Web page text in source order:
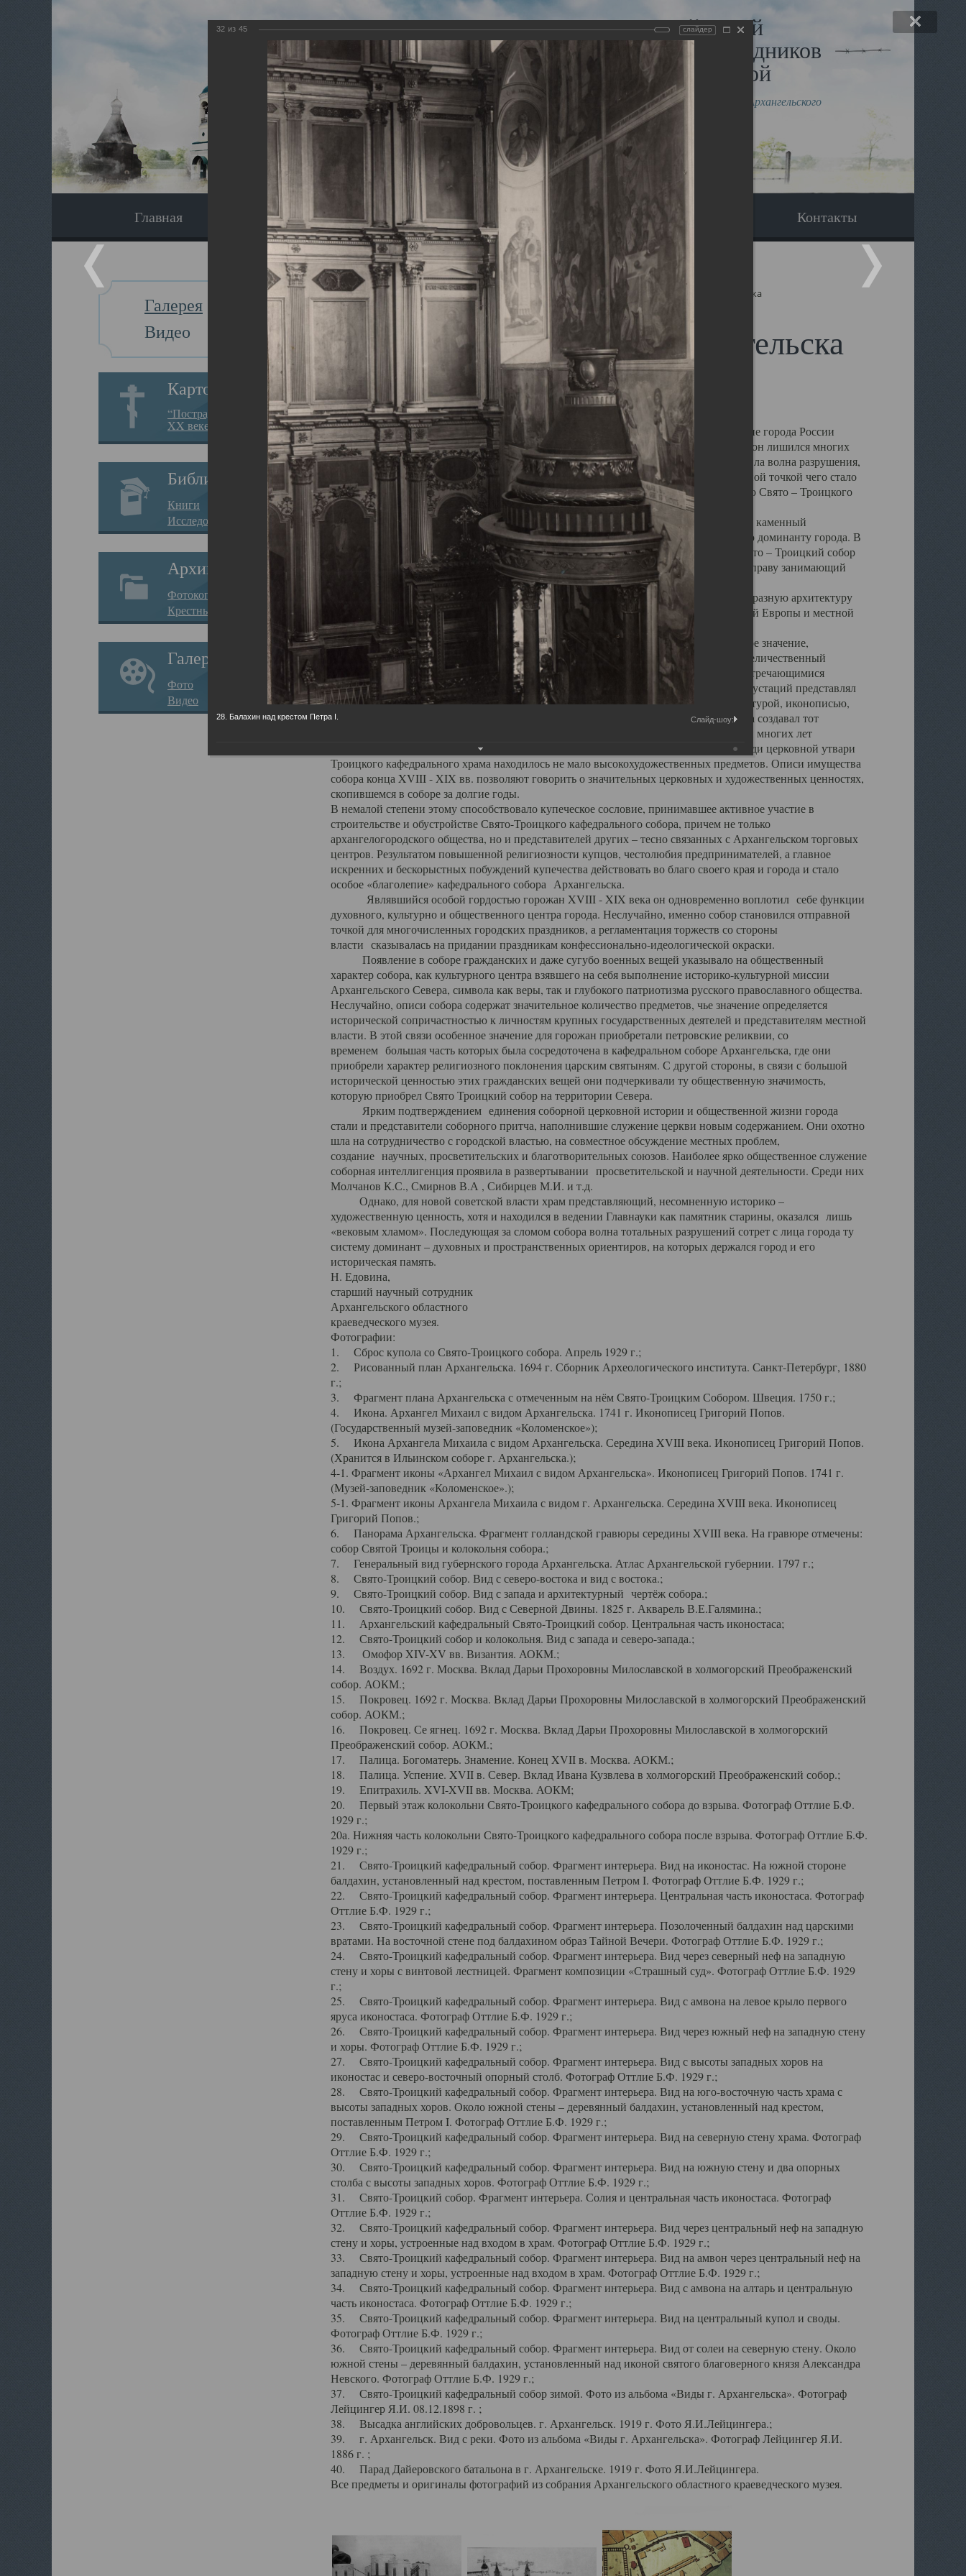
Виртуальный музей
Новомучеников и исповедников
Земли Архангельской
Сайт создан по благословлению митрополита Архангельского
и Холмогорского Даниила
Главная Экскурсия Наследники Вопрос-ответ Контакты
Галерея
Видео
Картотека
“Пострадавшие за веру в
XX веке на Севере”
Библиотека
Книги
Исследования
Архив
Фотокопии дел
Крестные ходы
Галерея
Фото
Видео
Главная Галерея Храмы-мученики Архангельска Свято-Троицкий собор Архангельска
Свято-Троицкий собор Архангельска
Свято-Троицкий собор Архангельска
23.12.2015
Сегодня мы можем говорить, что Архангельск в большей мере, чем другие губернские города России
пострадал от целенаправленных систематических разрушений, в результате которых он лишился многих
выдающихся памятников архитектуры. Больше всего по старому Архангельску ударила волна разрушения,
вызванная борьбой с религией, набравшая особую силу в конце 20 –х годов. Отправной точкой чего стало
разрушение православного центра архангельской губернии - ансамбля кафедрального Свято – Троицкого
собора Архангельска.
Возникнув в начале XVIII века в центре Архангельска, величественный каменный
двухэтажный Троицкий собор, сразу превратился в зрительную и градостроительную доминанту города. В
XVIII веке по масштабам ему не было равных на Севере. Вплоть до разрушения Свято – Троицкий собор
оставался самым высоким и значительным из городских строений Архангельска, по праву занимающий
второе место, после гостиных дворов, в градостроительной картине Архангельска.
Один из самых больших и светлых соборов России воплотил в себе яркую и своеобразную архитектуру
портового города с отраженными в ней архитектурными течениями России, Западной Европы и местной
архангелогородской школы церковного зодчества.
Масштабность, благолепие и богатство собора, вполне оправдывали его кафедральное значение,
заслуженно выделяя из многочисленных культовых построек города. Обширный и величественный
иконостас украшенный колоннами ионического стиля, с единственными нигде не встречающимися
царскими вратами, изящным фронтоном и множеством резных, символических инкрустаций представлял
собой поистине художественную ценность. В совокупности же с живописью, скульптурой, иконописью,
шитьем, многочисленными предметами церковной утвари интерьер Троицкого храма создавал тот
неповторимый красочный ансамбль декоративного убранства собора, на протяжении многих лет
поражающий воображение своих посетителей. В соборной ризнице, библиотеке, среди церковной утвари
Троицкого кафедрального храма находилось не мало высокохудожественных предметов. Описи имущества
собора конца XVIII - XIX вв. позволяют говорить о значительных церковных и художественных ценностях,
скопившемся в соборе за долгие годы.
В немалой степени этому способствовало купеческое сословие, принимавшее активное участие в
строительстве и обустройстве Свято-Троицкого кафедрального собора, причем не только
архангелогородского общества, но и представителей других – тесно связанных с Архангельском торговых
центров. Результатом повышенной религиозности купцов, честолюбия предпринимателей, а главное
искренних и бескорыстных побуждений купечества действовать во благо своего края и города и стало
особое «благолепие» кафедрального собора Архангельска.
Являвшийся особой гордостью горожан XVIII - XIX века он одновременно воплотил себе функции
духовного, культурно и общественного центра города. Неслучайно, именно собор становился отправной
точкой для многочисленных городских праздников, а регламентация торжеств со стороны
власти сказывалась на придании праздникам конфессионально-идеологической окраски.
Появление в соборе гражданских и даже сугубо военных вещей указывало на общественный
характер собора, как культурного центра взявшего на себя выполнение историко-культурной миссии
Архангельского Севера, символа как веры, так и глубокого патриотизма русского православного общества.
Неслучайно, описи собора содержат значительное количество предметов, чье значение определяется
исторической сопричастностью к личностям крупных государственных деятелей и представителям местной
власти. В этой связи особенное значение для горожан приобретали петровские реликвии, со
временем большая часть которых была сосредоточена в кафедральном соборе Архангельска, где они
приобрели характер религиозного поклонения царским святыням. С другой стороны, в связи с большой
исторической ценностью этих гражданских вещей они подчеркивали ту общественную значимость,
которую приобрел Свято Троицкий собор на территории Севера.
Ярким подтверждением единения соборной церковной истории и общественной жизни города
стали и представители соборного притча, наполнившие служение церкви новым содержанием. Они охотно
шла на сотрудничество с городской властью, на совместное обсуждение местных проблем,
создание научных, просветительских и благотворительных союзов. Наиболее ярко общественное служение
соборная интеллигенция проявила в развертывании просветительской и научной деятельности. Среди них
Молчанов К.С., Смирнов В.А , Сибирцев М.И. и т.д.
Однако, для новой советской власти храм представляющий, несомненную историко –
художественную ценность, хотя и находился в ведении Главнауки как памятник старины, оказался лишь
«вековым хламом». Последующая за сломом собора волна тотальных разрушений сотрет с лица города ту
систему доминант – духовных и пространственных ориентиров, на которых держался город и его
историческая память.
Н. Едовина,
старший научный сотрудник
Архангельского областного
краеведческого музея.
Фотографии:
1. Сброс купола со Свято-Троицкого собора. Апрель 1929 г.;
2. Рисованный план Архангельска. 1694 г. Сборник Археологического института. Санкт-Петербург, 1880
г.;
3. Фрагмент плана Архангельска с отмеченным на нём Свято-Троицким Собором. Швеция. 1750 г.;
4. Икона. Архангел Михаил с видом Архангельска. 1741 г. Иконописец Григорий Попов.
(Государственный музей-заповедник «Коломенское»);
5. Икона Архангела Михаила с видом Архангельска. Середина XVIII века. Иконописец Григорий Попов.
(Хранится в Ильинском соборе г. Архангельска.);
4-1. Фрагмент иконы «Архангел Михаил с видом Архангельска». Иконописец Григорий Попов. 1741 г.
(Музей-заповедник «Коломенское».);
5-1. Фрагмент иконы Архангела Михаила с видом г. Архангельска. Середина XVIII века. Иконописец
Григорий Попов.;
6. Панорама Архангельска. Фрагмент голландской гравюры середины XVIII века. На гравюре отмечены:
собор Святой Троицы и колокольня собора.;
7. Генеральный вид губернского города Архангельска. Атлас Архангельской губернии. 1797 г.;
8. Свято-Троицкий собор. Вид с северо-востока и вид с востока.;
9. Свято-Троицкий собор. Вид с запада и архитектурный чертёж собора.;
10. Свято-Троицкий собор. Вид с Северной Двины. 1825 г. Акварель В.Е.Галямина.;
11. Архангельский кафедральный Свято-Троицкий собор. Центральная часть иконостаса;
12. Свято-Троицкий собор и колокольня. Вид с запада и северо-запада.;
13. Омофор XIV-XV вв. Византия. АОКМ.;
14. Воздух. 1692 г. Москва. Вклад Дарьи Прохоровны Милославской в холмогорский Преображенский
собор. АОКМ.;
15. Покровец. 1692 г. Москва. Вклад Дарьи Прохоровны Милославской в холмогорский Преображенский
собор. АОКМ.;
16. Покровец. Се ягнец. 1692 г. Москва. Вклад Дарьи Прохоровны Милославской в холмогорский
Преображенский собор. АОКМ.;
17. Палица. Богоматерь. Знамение. Конец XVII в. Москва. АОКМ.;
18. Палица. Успение. XVII в. Север. Вклад Ивана Кузвлева в холмогорский Преображенский собор.;
19. Епитрахиль. XVI-XVII вв. Москва. АОКМ;
20. Первый этаж колокольни Свято-Троицкого кафедрального собора до взрыва. Фотограф Оттлие Б.Ф.
1929 г.;
20а. Нижняя часть колокольни Свято-Троицкого кафедрального собора после взрыва. Фотограф Оттлие Б.Ф.
1929 г.;
21. Свято-Троицкий кафедральный собор. Фрагмент интерьера. Вид на иконостас. На южной стороне
балдахин, установленный над крестом, поставленным Петром I. Фотограф Оттлие Б.Ф. 1929 г.;
22. Свято-Троицкий кафедральный собор. Фрагмент интерьера. Центральная часть иконостаса. Фотограф
Оттлие Б.Ф. 1929 г.;
23. Свято-Троицкий кафедральный собор. Фрагмент интерьера. Позолоченный балдахин над царскими
вратами. На восточной стене под балдахином образ Тайной Вечери. Фотограф Оттлие Б.Ф. 1929 г.;
24. Свято-Троицкий кафедральный собор. Фрагмент интерьера. Вид через северный неф на западную
стену и хоры с винтовой лестницей. Фрагмент композиции «Страшный суд». Фотограф Оттлие Б.Ф. 1929
г.;
25. Свято-Троицкий кафедральный собор. Фрагмент интерьера. Вид с амвона на левое крыло первого
яруса иконостаса. Фотограф Оттлие Б.Ф. 1929 г.;
26. Свято-Троицкий кафедральный собор. Фрагмент интерьера. Вид через южный неф на западную стену
и хоры. Фотограф Оттлие Б.Ф. 1929 г.;
27. Свято-Троицкий кафедральный собор. Фрагмент интерьера. Вид с высоты западных хоров на
иконостас и северо-восточный опорный столб. Фотограф Оттлие Б.Ф. 1929 г.;
28. Свято-Троицкий кафедральный собор. Фрагмент интерьера. Вид на юго-восточную часть храма с
высоты западных хоров. Около южной стены – деревянный балдахин, установленный над крестом,
поставленным Петром I. Фотограф Оттлие Б.Ф. 1929 г.;
29. Свято-Троицкий кафедральный собор. Фрагмент интерьера. Вид на северную стену храма. Фотограф
Оттлие Б.Ф. 1929 г.;
30. Свято-Троицкий кафедральный собор. Фрагмент интерьера. Вид на южную стену и два опорных
столба с высоты западных хоров. Фотограф Оттлие Б.Ф. 1929 г.;
31. Свято-Троицкий собор. Фрагмент интерьера. Солия и центральная часть иконостаса. Фотограф
Оттлие Б.Ф. 1929 г.;
32. Свято-Троицкий кафедральный собор. Фрагмент интерьера. Вид через центральный неф на западную
стену и хоры, устроенные над входом в храм. Фотограф Оттлие Б.Ф. 1929 г.;
33. Свято-Троицкий кафедральный собор. Фрагмент интерьера. Вид на амвон через центральный неф на
западную стену и хоры, устроенные над входом в храм. Фотограф Оттлие Б.Ф. 1929 г.;
34. Свято-Троицкий кафедральный собор. Фрагмент интерьера. Вид с амвона на алтарь и центральную
часть иконостаса. Фотограф Оттлие Б.Ф. 1929 г.;
35. Свято-Троицкий кафедральный собор. Фрагмент интерьера. Вид на центральный купол и своды.
Фотограф Оттлие Б.Ф. 1929 г.;
36. Свято-Троицкий кафедральный собор. Фрагмент интерьера. Вид от солеи на северную стену. Около
южной стены – деревянный балдахин, установленный над иконой святого благоверного князя Александра
Невского. Фотограф Оттлие Б.Ф. 1929 г.;
37. Свято-Троицкий кафедральный собор зимой. Фото из альбома «Виды г. Архангельска». Фотограф
Лейцингер Я.И. 08.12.1898 г. ;
38. Высадка английских добровольцев. г. Архангельск. 1919 г. Фото Я.И.Лейцингера.;
39. г. Архангельск. Вид с реки. Фото из альбома «Виды г. Архангельска». Фотограф Лейцингер Я.И.
1886 г. ;
40. Парад Дайеровского батальона в г. Архангельске. 1919 г. Фото Я.И.Лейцингера.
Все предметы и оригиналы фотографий из собрания Архангельского областного краеведческого музея.
32 из 45 слайдер
28. Балахин над крестом Петра I. Слайд-шоу: